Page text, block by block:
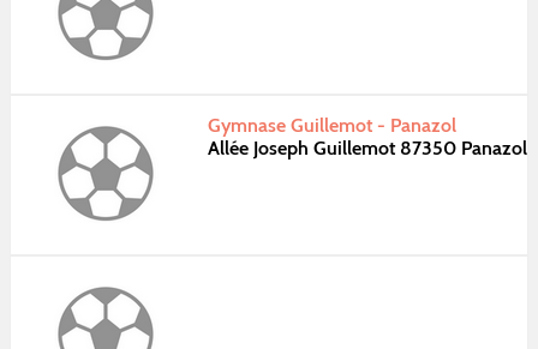
Gymnase Guillemot - Panazol
Allée Joseph Guillemot 87350 Panazol